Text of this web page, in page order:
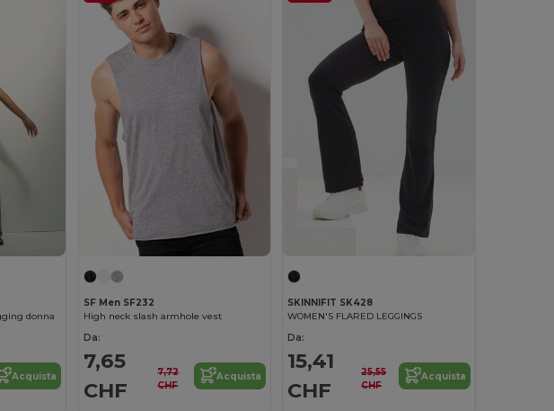
donna
Acquista
SF Men SF232
High neck slash armhole vest
Da:
7,65
CHF
7,72
CHF
Acquista
SKINNIFIT SK428
WOMEN'S FLARED LEGGINGS
Da:
15,41
CHF
25,55
CHF
Acquista